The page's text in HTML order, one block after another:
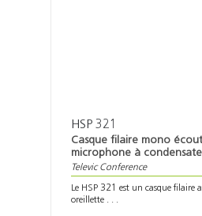
HSP 321
Casque filaire mono
microphone à
Televic Conference
Le HSP 321 est un casque filaire
oreillette . . .